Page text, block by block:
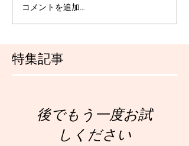
特集記事
コメントを追加…
後でもう一度お試
しください